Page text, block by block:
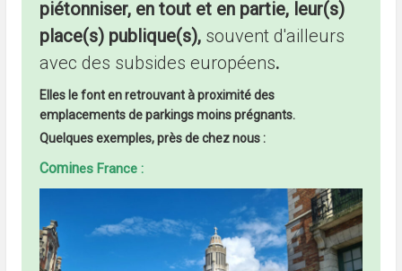
piétonniser, en tout et en partie, leur(s)
place(s) publique(s), souvent d'ailleurs
avec des subsides européens.
Elles le font en retrouvant à proximité des
emplacements de parkings moins prégnants.
Quelques exemples, près de chez nous :
Comines France :